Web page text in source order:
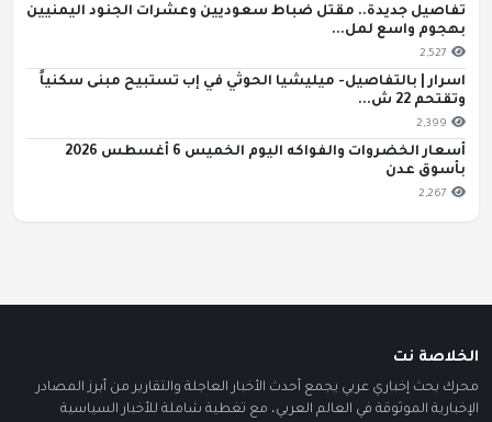
تفاصيل جديدة.. مقتل ضباط سعوديين وعشرات الجنود اليمنيين
بهجوم واسع لمل...
2,527
اسرار | بالتفاصيل- ميليشيا الحوثي في إب تستبيح مبنى سكنياً
وتقتحم 22 ش...
2,399
أسعار الخضروات والفواكه اليوم الخميس 6 أغسطس 2026
بأسوق عدن
2,267
الخلاصة نت
محرك بحث إخباري عربي يجمع أحدث الأخبار العاجلة والتقارير من أبرز المصادر
الإخبارية الموثوقة في العالم العربي، مع تغطية شاملة للأخبار السياسية